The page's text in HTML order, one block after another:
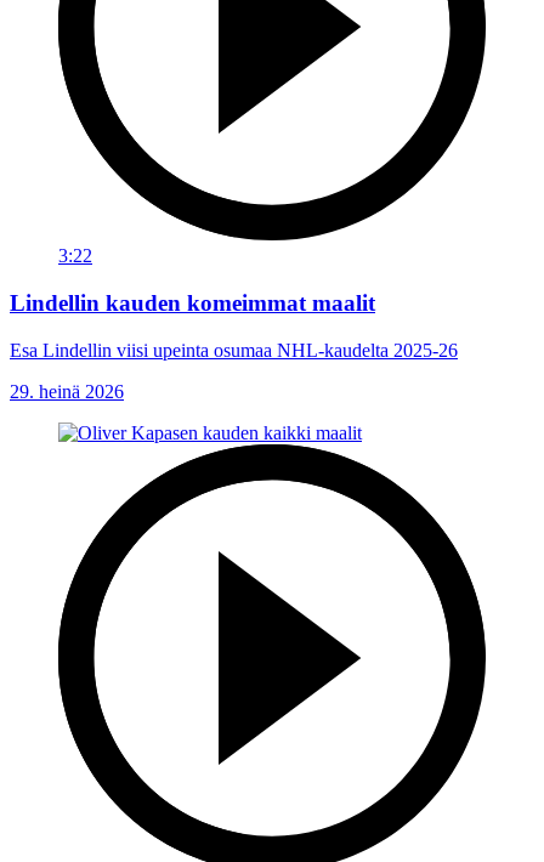
3:22
Lindellin kauden komeimmat maalit
Esa Lindellin viisi upeinta osumaa NHL-kaudelta 2025-26
29. heinä 2026